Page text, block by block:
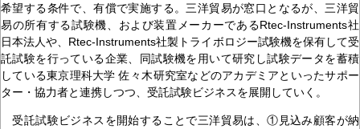
希望する条件で、有償で実施する。三洋貿易が窓口となるが、三洋貿
易の所有する試験機、および装置メーカーであるRtec-Instruments社
日本法人や、Rtec-Instruments社製トライボロジー試験機を保有して受
託試験を行っている企業、同試験機を用いて研究し試験データを蓄積
している東京理科大学 佐々木研究室などのアカデミアといったサポー
ター・協力者と連携しつつ、受託試験ビジネスを展開していく。
受託試験ビジネスを開始することで三洋貿易は、①見込み顧客が納